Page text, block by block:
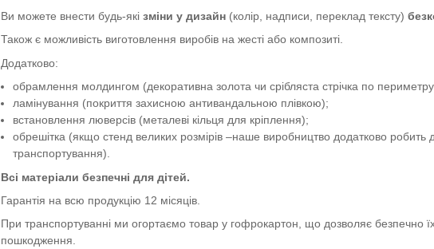
Ви можете внести будь-які зміни у дизайн (колір, надписи, переклад тексту)
Також є можливість виготовлення виробів на жесті або композиті.
Додатково:
обрамлення молдингом (декоративна золота чи срібляста стрічка по
ламінування (покриття захисною антивандальною плівкою);
встановлення люверсів (металеві кільця для кріплення);
обрешітка (якщо стенд великих розмірів –наше виробництво додатково робить
транспортування).
Всі матеріали безпечні для дітей.
Гарантія на всю продукцію 12 місяців.
При транспортуванні ми огортаємо товар у гофрокартон, що дозволяє безпечно
пошкодження.